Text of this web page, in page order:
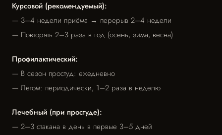
Курсовой (рекомендуемый):
— 3–4 недели приёма → перерыв 2–4 недели
— Повторять 2–3 раза в год (осень, зима, весна)
Профилактический:
— В сезон простуд: ежедневно
— Летом: периодически, 1–2 раза в неделю
Лечебный (при простуде):
— 2–3 стакана в день в первые 3–5 дней